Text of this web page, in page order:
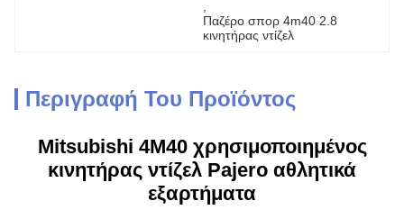
Παζέρο σπορ 4m40 2.8
κινητήρας ντίζελ
Περιγραφή Του Προϊόντος
Mitsubishi 4M40 χρησιμοποιημένος
κινητήρας ντίζελ Pajero αθλητικά
εξαρτήματα